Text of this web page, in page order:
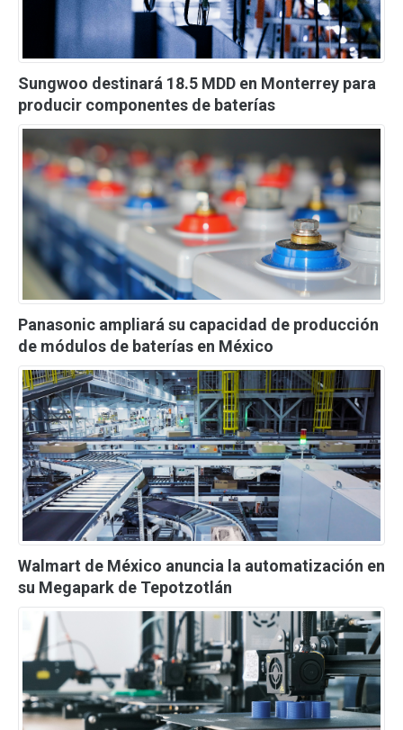
Sungwoo destinará 18.5 MDD en Monterrey para
producir componentes de baterías
Panasonic ampliará su capacidad de producción
de módulos de baterías en México
Walmart de México anuncia la automatización en
su Megapark de Tepotzotlán